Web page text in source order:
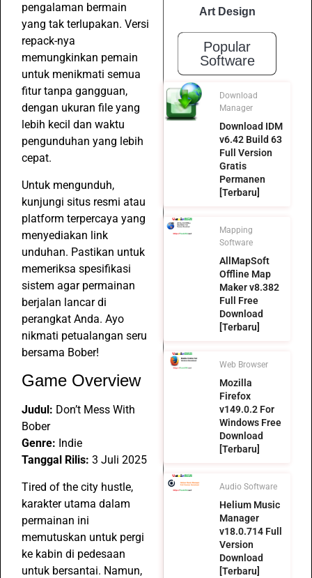
pengalaman bermain
yang tak terlupakan. Versi
repack-nya
memungkinkan pemain
untuk menikmati semua
fitur tanpa gangguan,
dengan ukuran file yang
lebih kecil dan waktu
pengunduhan yang lebih
cepat.
Untuk mengunduh,
kunjungi situs resmi atau
platform terpercaya yang
menyediakan link
unduhan. Pastikan untuk
memeriksa spesifikasi
sistem agar permainan
berjalan lancar di
perangkat Anda. Ayo
nikmati petualangan seru
bersama Bober!
Game Overview
Judul: Don’t Mess With
Bober
Genre: Indie
Tanggal Rilis: 3 Juli 2025
Tired of the city hustle,
karakter utama dalam
permainan ini
memutuskan untuk pergi
ke kabin di pedesaan
untuk bersantai. Namun,
Art Design
Popular
Software
Download
Manager
Download IDM
v6.42 Build 63
Full Version
Gratis
Permanen
[Terbaru]
Mapping
Software
AllMapSoft
Offline Map
Maker v8.382
Full Free
Download
[Terbaru]
Web Browser
Mozilla
Firefox
v149.0.2 For
Windows Free
Download
[Terbaru]
Audio Software
Helium Music
Manager
v18.0.714 Full
Version
Download
[Terbaru]